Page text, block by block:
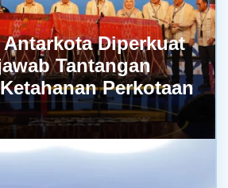
Diperkuat
Tantangan
Perkotaan